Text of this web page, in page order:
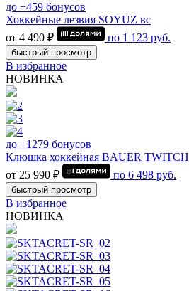
до +459 бонусов
Хоккейные лезвия SOYUZ вс
от 4 490 ₽
по 1 123 руб.
быстрый просмотр
В избранное
НОВИНКА
до +1279 бонусов
Клюшка хоккейная BAUER TWITCH
от 25 990 ₽
по 6 498 руб.
быстрый просмотр
В избранное
НОВИНКА